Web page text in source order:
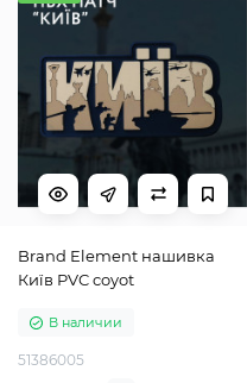
Brand Element нашивка
Київ PVC coyot
В наличии
51386005